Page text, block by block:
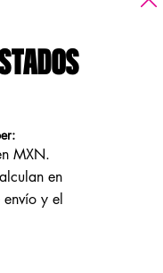
MXN.
en
y el